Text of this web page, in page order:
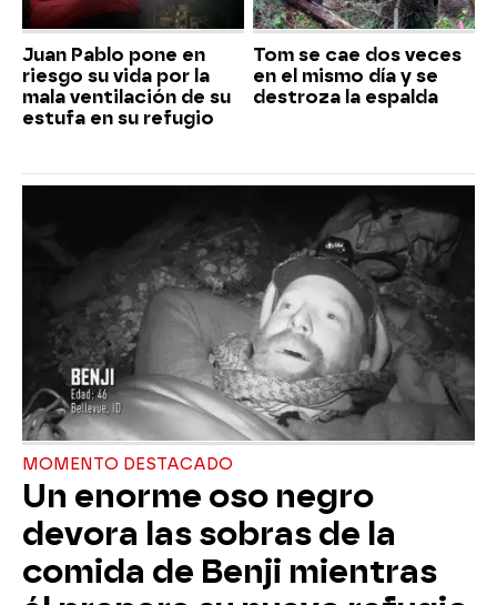
Juan Pablo pone en
riesgo su vida por la
mala ventilación de su
estufa en su refugio
Tom se cae dos veces
en el mismo día y se
destroza la espalda
MOMENTO DESTACADO
Un enorme oso negro
devora las sobras de la
comida de Benji mientras